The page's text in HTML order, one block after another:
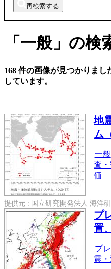
再検索する
「一般」の検
168 件の画像が見つかりまし
しています。
地
ム
一般
査
価
提供元 : 国立研究開発法人 海洋
プ
置
プ
震